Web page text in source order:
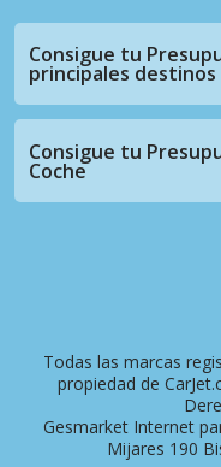
Consigue tu
principales
Consigue tu
Coche
Todas las marcas
propiedad de
Gesmarket Internet
Mijares 190